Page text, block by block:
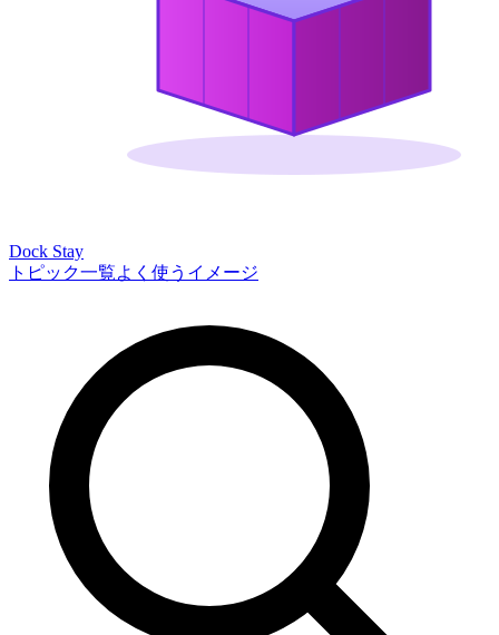
Dock Stay
トピック一覧よく使うイメージ